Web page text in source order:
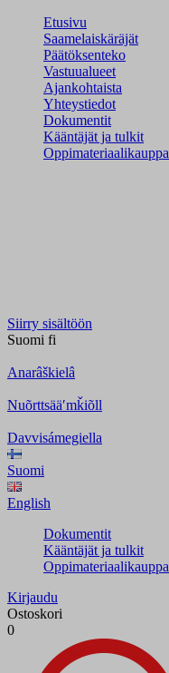
Etusivu
Saamelaiskäräjät
Päätöksenteko
Vastuualueet
Ajankohtaista
Yhteystiedot
Dokumentit
Kääntäjät ja tulkit
Oppimateriaalikauppa
Siirry sisältöön
Suomi fi
Anarâškielâ
Nuõrttsääʹmǩiõll
Davvisámegiella
Suomi
English
Dokumentit
Kääntäjät ja tulkit
Oppimateriaalikauppa
Kirjaudu
Ostoskori
0